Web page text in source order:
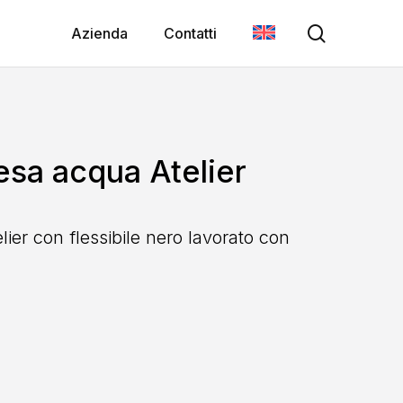
Azienda Contatti
acqua Atelier
con flessibile nero lavorato con